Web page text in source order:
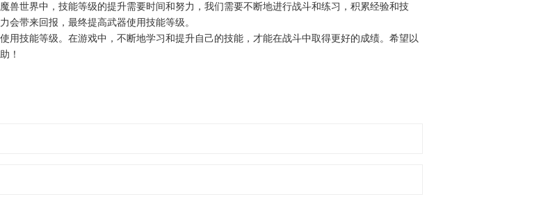
兽世界中，技能等级的提升需要时间和努力，我们需要不断地进行战斗和练习，积累经验和技
会带来回报，最终提高武器使用技能等级。
用技能等级。在游戏中，不断地学习和提升自己的技能，才能在战斗中取得更好的成绩。希望以
！